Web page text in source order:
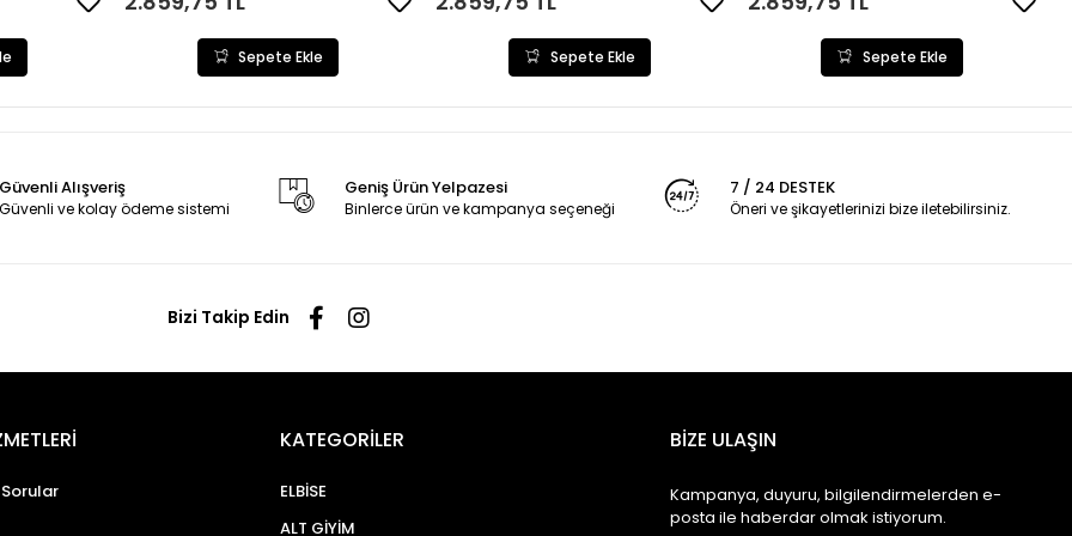
Sepete Ekle Sepete Ekle Sepete Ekle
Alışveriş
ve kolay ödeme sistemi
Geniş Ürün Yelpazesi
Binlerce ürün ve kampanya seçeneği
7 / 24 DESTEK
Öneri ve şikayetlerinizi bize iletebilirsiniz.
Bizi Takip Edin
KATEGORİLER
ELBİSE
ALT GİYİM
BİZE ULAŞIN
Kampanya, duyuru, bilgilendirmelerden e-
posta ile haberdar olmak istiyorum.